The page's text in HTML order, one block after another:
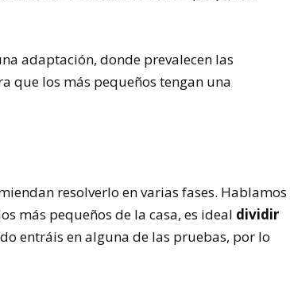
adaptación, donde prevalecen las
que los más pequeños tengan una
resolverlo en varias fases. Hablamos
más pequeños de la casa, es ideal dividir
entráis en alguna de las pruebas, por lo